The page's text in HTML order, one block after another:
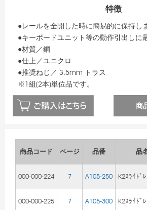
特徴
●レールを全開した時に簡易的に保持し
●キーボードユニット等の動作引出しに
●材質／鋼
●仕上／ユニクロ
●推奨ねじ／ 3.5mm トラス
※1組(2本)単位品です。
商
商品コード ページ 品番 品
000-000-224 7 A105-250 K2ｽﾗｲﾄﾞ
000-000-225 7 A105-300 K2ｽﾗｲﾄﾞ